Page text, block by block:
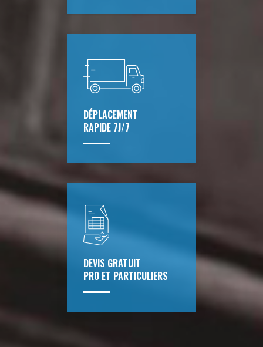
DÉPLACEMENT
RAPIDE 7J/7
DEVIS GRATUIT
PRO ET PARTICULIERS